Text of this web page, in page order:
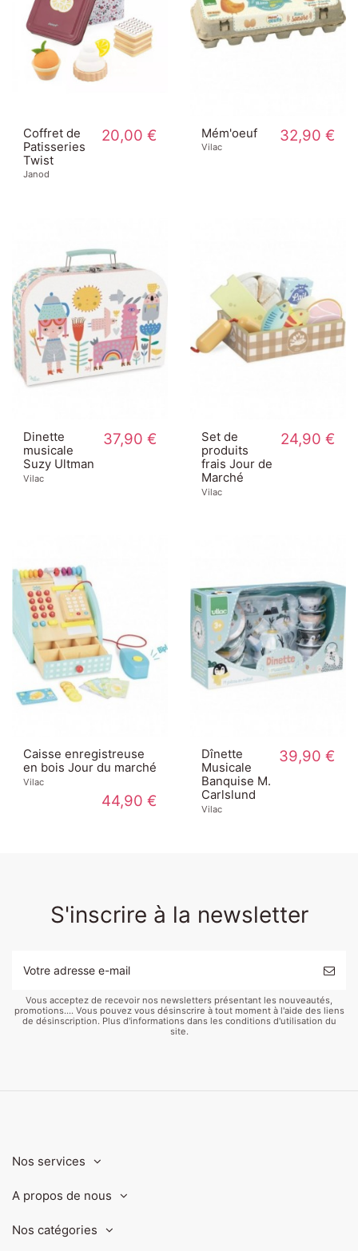
Coffret de
Patisseries
Twist
Janod
20,00 € Mém'oeuf
Vilac
32,90 €
Dinette
musicale
Suzy Ultman
Vilac
37,90 €
Set de
produits
frais Jour de
Marché
Vilac
24,90 €
Caisse enregistreuse
en bois Jour du marché
Vilac
44,90 €
Dînette
Musicale
Banquise M.
Carlslund
Vilac
39,90 €
S'inscrire à la newsletter
Vous acceptez de recevoir nos newsletters présentant les nouveautés,
promotions.... Vous pouvez vous désinscrire à tout moment à l'aide des liens
de désinscription. Plus d'informations dans les conditions d'utilisation du
site.
Nos services
A propos de nous
Nos catégories